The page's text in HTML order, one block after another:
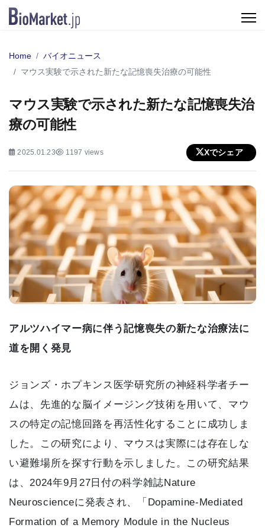
Home
バイオニュース
マウス実験で示された新たな記憶喪失治療の可能性
マウス実験で示された新たな記憶喪失治
療の可能性
2025.01.23 1197 views Xでシェア
アルツハイマー病に伴う記憶喪失の新たな治療法に
道を開く発見
ジョンズ・ホプキンス医学研究所の神経科学者チー
ムは、先進的な脳イメージング技術を用いて、マウ
スの特定の記憶回路を再活性化することに成功しま
した。この研究により、マウスは実際には存在しな
い避難場所を探す行動を示しました。この研究結果
は、2024年9月27日付の科学雑誌Nature
Neuroscienceに発表され、「Dopamine-Mediated
Formation of a Memory Module in the Nucleus